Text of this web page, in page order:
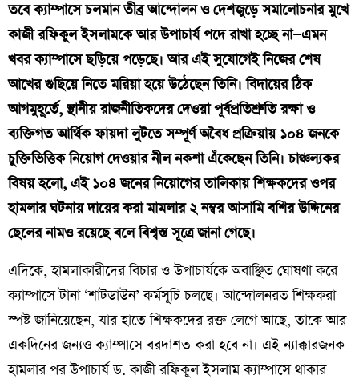
তবে ক্যাম্পাসে চলমান তীব্র আন্দোলন ও দেশজুড়ে সমালোচনার মুখে
কাজী রফিকুল ইসলামকে আর উপাচার্য পদে রাখা হচ্ছে না—এমন
খবর ক্যাম্পাসে ছড়িয়ে পড়েছে। আর এই সুযোগেই নিজের শেষ
আখের গুছিয়ে নিতে মরিয়া হয়ে উঠেছেন তিনি। বিদায়ের ঠিক
আগমুহূর্তে, স্থানীয় রাজনীতিকদের দেওয়া পূর্বপ্রতিশ্রুতি রক্ষা ও
ব্যক্তিগত আর্থিক ফায়দা লুটতে সম্পূর্ণ অবৈধ প্রক্রিয়ায় ১০৪ জনকে
চুক্তিভিত্তিক নিয়োগ দেওয়ার নীল নকশা এঁকেছেন তিনি। চাঞ্চল্যকর
বিষয় হলো, এই ১০৪ জনের নিয়োগের তালিকায় শিক্ষকদের ওপর
হামলার ঘটনায় দায়ের করা মামলার ২ নম্বর আসামি বশির উদ্দিনের
ছেলের নামও রয়েছে বলে বিশ্বস্ত সূত্রে জানা গেছে।
​এদিকে, হামলাকারীদের বিচার ও উপাচার্যকে অবাঞ্ছিত ঘোষণা করে
ক্যাম্পাসে টানা ‘শাটডাউন’ কর্মসূচি চলছে। আন্দোলনরত শিক্ষকরা
স্পষ্ট জানিয়েছেন, যার হাতে শিক্ষকদের রক্ত লেগে আছে, তাকে আর
একদিনের জন্যও ক্যাম্পাসে বরদাশত করা হবে না। এই ন্যাক্কারজনক
হামলার পর উপাচার্য ড. কাজী রফিকুল ইসলাম ক্যাম্পাসে থাকার